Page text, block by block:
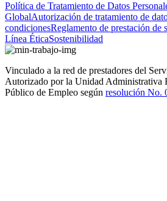
Política de Tratamiento de Datos
GlobalAutorización de tratamiento de
condicionesReglamento de prestación de
Línea ÉticaSostenibilidad
Vinculado a la red de prestadores del
Autorizado por la Unidad Administrativa
Público de Empleo según resolución No.